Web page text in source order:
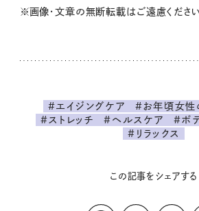
※画像・文章の無断転載はご遠慮ください
#エイジングケア
#お年頃女性
#ストレッチ
#ヘルスケア #ボ
#リラックス
この記事をシェアする